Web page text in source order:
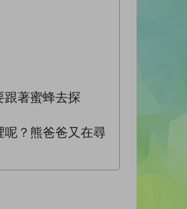
跟著蜜蜂去探
呢？熊爸爸又在尋